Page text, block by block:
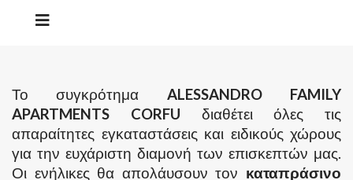
Το συγκρότημα ALESSANDRO FAMILY
APARTMENTS CORFU διαθέτει όλες τις
απαραίτητες εγκαταστάσεις και ειδικούς χώρους
για την ευχάριστη διαμονή των επισκεπτών μας.
Οι ενήλικες θα απολάυσουν τον καταπράσινο